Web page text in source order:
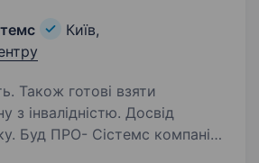
Київ,
Також готові взяти
з інвалідністю. Досвід